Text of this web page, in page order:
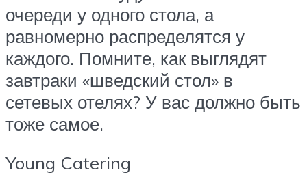
очереди у одного стола, а
равномерно распределятся у
каждого. Помните, как выглядят
завтраки «шведский стол» в
сетевых отелях? У вас должно быть
тоже самое.
Young Catering